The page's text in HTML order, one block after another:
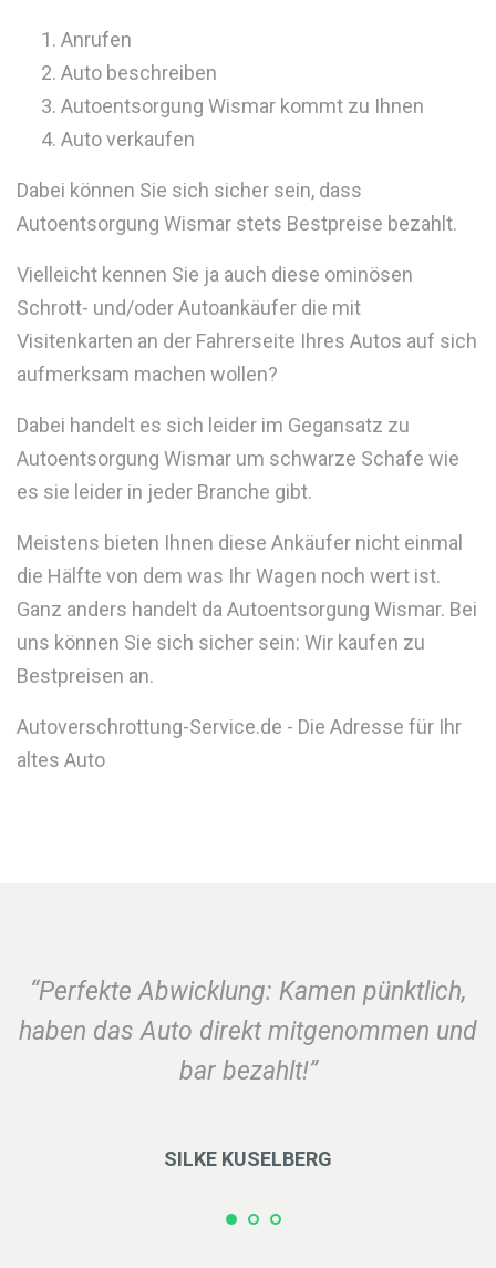
Anrufen
Auto beschreiben
Autoentsorgung Wismar kommt zu Ihnen
Auto verkaufen
Dabei können Sie sich sicher sein, dass
Autoentsorgung Wismar stets Bestpreise bezahlt.
Vielleicht kennen Sie ja auch diese ominösen
Schrott- und/oder Autoankäufer die mit
Visitenkarten an der Fahrerseite Ihres Autos auf sich
aufmerksam machen wollen?
Dabei handelt es sich leider im Gegansatz zu
Autoentsorgung Wismar um schwarze Schafe wie
es sie leider in jeder Branche gibt.
Meistens bieten Ihnen diese Ankäufer nicht einmal
die Hälfte von dem was Ihr Wagen noch wert ist.
Ganz anders handelt da Autoentsorgung Wismar. Bei
uns können Sie sich sicher sein: Wir kaufen zu
Bestpreisen an.
Autoverschrottung-Service.de - Die Adresse für Ihr
altes Auto
“Perfekte Abwicklung: Kamen pünktlich,
haben das Auto direkt mitgenommen und
bar bezahlt!”
SILKE KUSELBERG